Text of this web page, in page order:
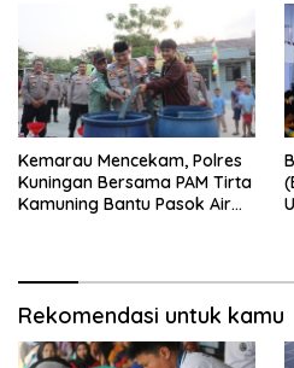
Kemarau Mencekam, Polres
Kuningan Bersama PAM Tirta
Kamuning Bantu Pasok Air
Rekomendasi untuk kamu